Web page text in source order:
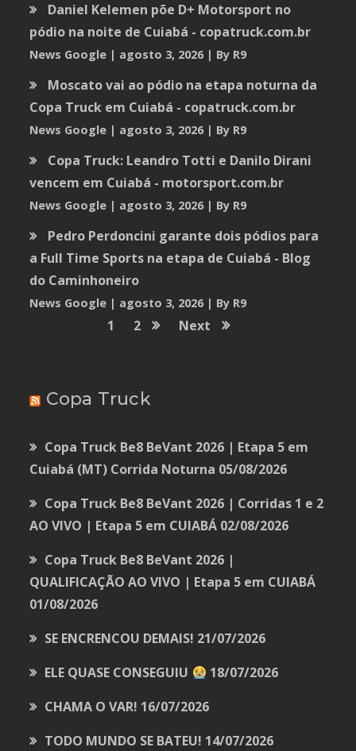
Daniel Kelemen põe D+ Motorsport no
pódio na noite de Cuiabá - copatruck.com.br
News Google agosto 3, 2026 By R9
Moscato vai ao pódio na etapa noturna da
Copa Truck em Cuiabá - copatruck.com.br
News Google agosto 3, 2026 By R9
Copa Truck: Leandro Totti e Danilo Dirani
vencem em Cuiabá - motorsport.com.br
News Google agosto 3, 2026 By R9
Pedro Perdoncini garante dois pódios para
a Full Time Sports na etapa de Cuiabá - Blog
do Caminhoneiro
News Google agosto 3, 2026 By R9
1 2 Next
Copa Truck
Copa Truck Be8 BeVant 2026 | Etapa 5 em
Cuiabá (MT) Corrida Noturna 05/08/2026
Copa Truck Be8 BeVant 2026 | Corridas 1 e 2
AO VIVO | Etapa 5 em CUIABÁ 02/08/2026
Copa Truck Be8 BeVant 2026 |
QUALIFICAÇÃO AO VIVO | Etapa 5 em CUIABÁ
01/08/2026
SE ENCRENCOU DEMAIS! 21/07/2026
ELE QUASE CONSEGUIU
18/07/2026
CHAMA O VAR! 16/07/2026
TODO MUNDO SE BATEU! 14/07/2026